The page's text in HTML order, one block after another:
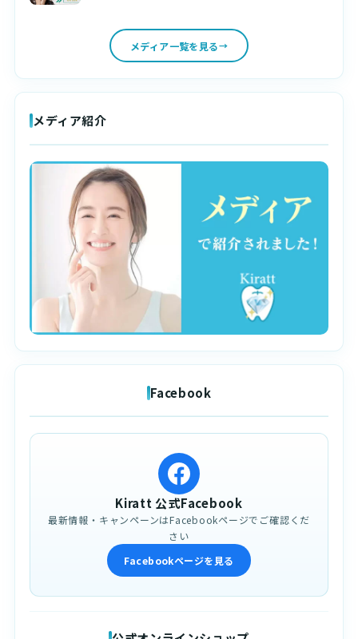
メディア一覧を見る
メディア紹介
Facebook
Kiratt 公式Facebook
最新情報・キャンペーンはFacebookページでご確認くだ
さい
Facebookページを見る